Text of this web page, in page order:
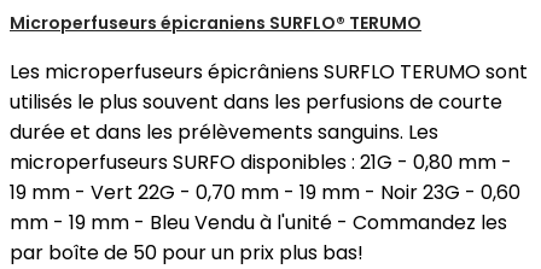
Microperfuseurs épicraniens SURFLO® TERUMO
Les microperfuseurs épicrâniens SURFLO TERUMO sont
utilisés le plus souvent dans les perfusions de courte
durée et dans les prélèvements sanguins. Les
microperfuseurs SURFO disponibles : 21G - 0,80 mm -
19 mm - Vert 22G - 0,70 mm - 19 mm - Noir 23G - 0,60
mm - 19 mm - Bleu Vendu à l'unité - Commandez les
par boîte de 50 pour un prix plus bas!